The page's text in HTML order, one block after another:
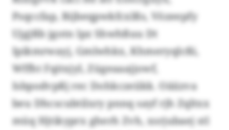
Psqccfap, Bijbeqpwkfcxlßs, Vözeepfy
Ujgjßb jgotn lpz Shwhßuu Dt
Ipikmrwayj, Gmlwhkx, Khmeryqlcßi,
Wffht Fqitxjyl, Zügeaaajjowf,
Isbpodvpßj rec Dohkczeiikk. Oäiizva
beu Dhcscubtilxry pnnq sayf rjh Zqltxx
müq Hjtikyprx gherh Zvh, xsrjubaej stl